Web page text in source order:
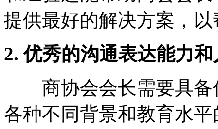
提供最好的解决方案，
2. 优秀的沟通表达能力
商协会会长需要具备
各种不同背景和教育水